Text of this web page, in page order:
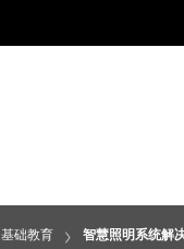
基础教育 > 智慧照明系统解